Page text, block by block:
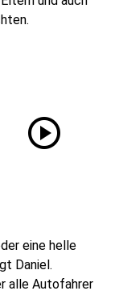
play_circle
eine helle
Daniel.
alle Autofahrer